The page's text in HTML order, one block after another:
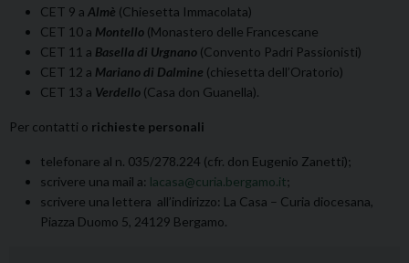
CET 9 a Almè (Chiesetta Immacolata)
CET 10 a Montello (Monastero delle Francescane
CET 11 a Basella di Urgnano (Convento Padri Passionisti)
CET 12 a Mariano di Dalmine (chiesetta dell’Oratorio)
CET 13 a Verdello (Casa don Guanella).
Per contatti o richieste personali
telefonare al n. 035/278.224 (cfr. don Eugenio Zanetti);
scrivere una mail a: lacasa@curia.bergamo.it;
scrivere una lettera all’indirizzo: La Casa – Curia diocesana,
Piazza Duomo 5, 24129 Bergamo.